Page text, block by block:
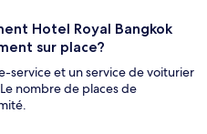
Hotel Royal Bangkok
sur place?
service et un service de voiturier
nombre de places de